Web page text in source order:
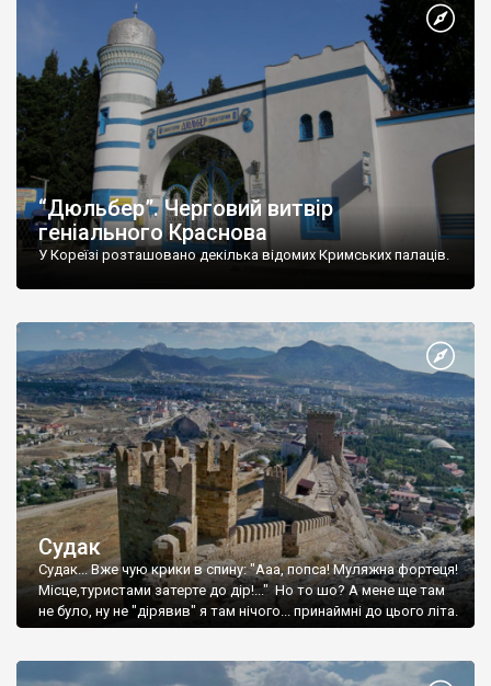
“Дюльбер”. Черговий витвір
геніального Краснова
У Кореїзі розташовано декілька відомих Кримських палаців.
Судак
Судак... Вже чую крики в спину: "Ааа, попса! Муляжна фортеця!
Місце,туристами затерте до дір!..." Но то шо? А мене ще там
не було, ну не "дірявив" я там нічого... принаймні до цього літа.